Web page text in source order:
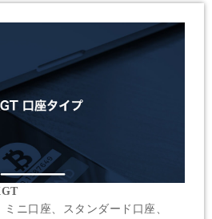
ニ口座、スタンダード口座、